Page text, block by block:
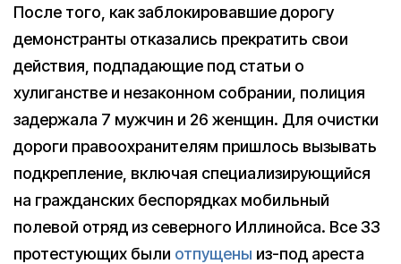
После того, как заблокировавшие дорогу
демонстранты отказались прекратить свои
действия, подпадающие под статьи о
хулиганстве и незаконном собрании, полиция
задержала 7 мужчин и 26 женщин. Для очистки
дороги правоохранителям пришлось вызывать
подкрепление, включая специализирующийся
на гражданских беспорядках мобильный
полевой отряд из северного Иллинойса. Все 33
протестующих были отпущены из-под ареста